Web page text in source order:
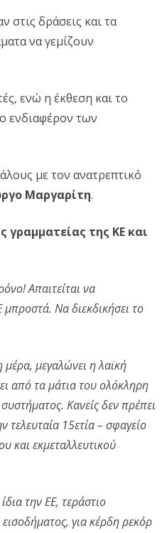
στις δράσεις και τα
να γεμίζουν
ενώ η έκθεση και το
ενδιαφέρον των
με τον ανατρεπτικό
Μαργαρίτη.
γραμματείας της ΚΕ και
Απαιτείται να
Να διεκδικήσει το
μεγαλώνει η λαϊκή
από τα μάτια του ολόκληρη
Κανείς δεν πρέπει
τελευταία 15ετία – σφαγείο
και εκμεταλλευτικού
την ΕΕ, τεράστιο
για κέρδη ρεκόρ